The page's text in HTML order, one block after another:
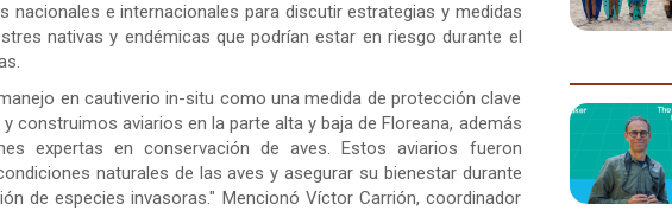
nacionales e internacionales para discutir estrategias y medidas
nativas y endémicas que podrían estar en riesgo durante el
en cautiverio in-situ como una medida de protección clave
construimos aviarios en la parte alta y baja de Floreana, además
expertas en conservación de aves. Estos aviarios fueron
naturales de las aves y asegurar su bienestar durante
de especies invasoras." Mencionó Víctor Carrión, coordinador